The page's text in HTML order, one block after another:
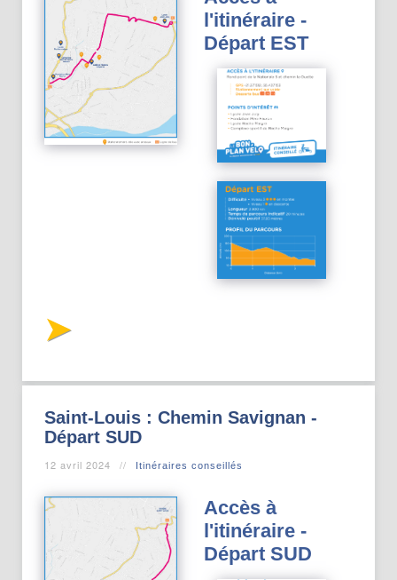
l'itinéraire -
Départ EST
Saint-Louis : Chemin Savignan -
Départ SUD
12 avril 2024 Itinéraires conseillés
Accès à
l'itinéraire -
Départ SUD